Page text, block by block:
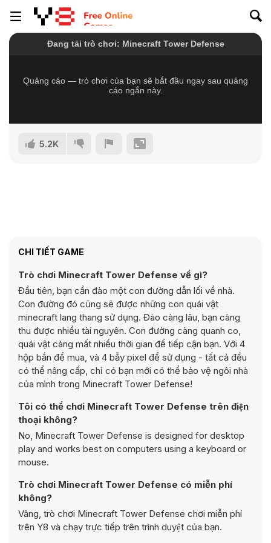
5.2K
CHI TIẾT GAME
Trò chơi Minecraft Tower Defense về gì?
Đầu tiên, bạn cần đào một con đường dẫn lối về nhà.
Con đường đó cũng sẽ được những con quái vật
minecraft lang thang sử dụng. Đào càng lâu, bạn càng
thu được nhiều tài nguyên. Con đường càng quanh co,
quái vật càng mất nhiều thời gian để tiếp cận bạn. Với 4
hộp bắn để mua, và 4 bẫy pixel để sử dụng - tất cả đều
có thể nâng cấp, chỉ có bạn mới có thể bảo vệ ngôi nhà
của mình trong Minecraft Tower Defense!
Tôi có thể chơi Minecraft Tower Defense trên điện
thoại không?
No, Minecraft Tower Defense is designed for desktop
play and works best on computers using a keyboard or
mouse.
Trò chơi Minecraft Tower Defense có miễn phí
không?
Vâng, trò chơi Minecraft Tower Defense chơi miễn phí
trên Y8 và chạy trực tiếp trên trình duyệt của bạn.